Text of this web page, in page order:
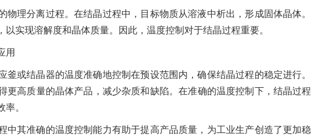
物理分离过程。在结晶过程中，目标物质从溶液中析出，形成固体晶体。
实现溶解度和晶体质量。因此，温度控制对于结晶过程重要。
用
釜或结晶器的温度准确地控制在预设范围内，确保结晶过程的稳定进行。
更高质量的晶体产品，减少杂质和缺陷。在准确的温度控制下，结晶过程
。
中其准确的温度控制能力有助于提高产品质量，为工业生产创造了更加稳